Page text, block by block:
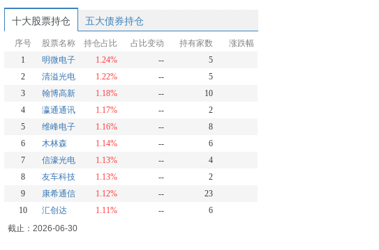
十大股票持仓 五大债券持仓
序号 股票名称 持仓占比 占比变动 持有家数
涨跌幅
1
明微电子 1.24% --
5
2
清溢光电 1.22% --
5
3
翰博高新 1.18% --
10
4
瀛通通讯 1.17% --
2
5
维峰电子 1.16% --
8
6
木林森 1.14% --
6
7
信濠光电 1.13% --
4
8
友车科技 1.13% --
2
9
康希通信 1.12% --
23
10
汇创达 1.11% --
6
截止：2026-06-30